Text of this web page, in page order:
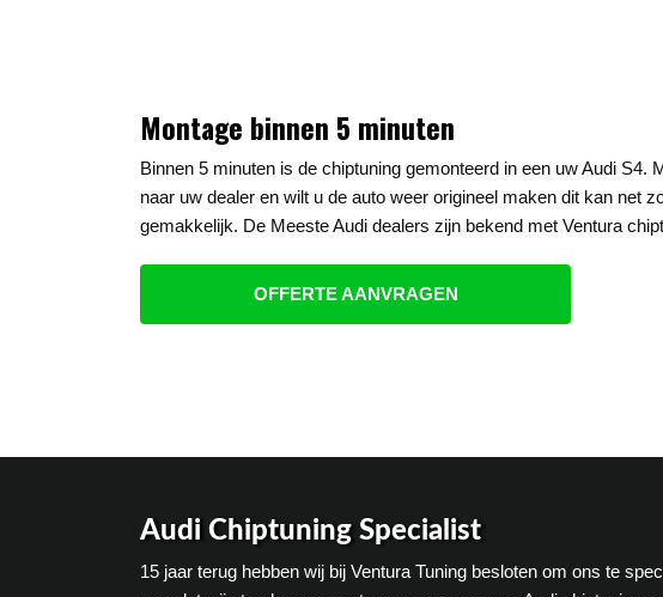
Montage binnen 5 minuten
Binnen 5 minuten is de chiptuning gemonteerd in een uw Audi S4.
naar uw dealer en wilt u de auto weer origineel maken dit kan net
gemakkelijk. De Meeste Audi dealers zijn bekend met Ventura
OFFERTE AANVRAGEN
Audi Chiptuning Specialist
15 jaar terug hebben wij bij Ventura Tuning besloten om ons te